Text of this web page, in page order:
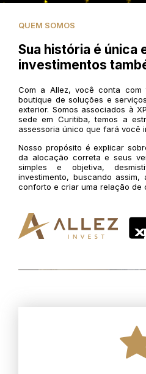
QUEM SOMOS
Sua história é única
investimentos
Com a Allez, você conta com
boutique de soluções e
exterior. Somos associados à
sede em Curitiba, temos a
assessoria único que fará você
Nosso propósito é explicar
da alocação correta e seus
simples e objetiva,
investimento, buscando
conforto e criar uma relação de